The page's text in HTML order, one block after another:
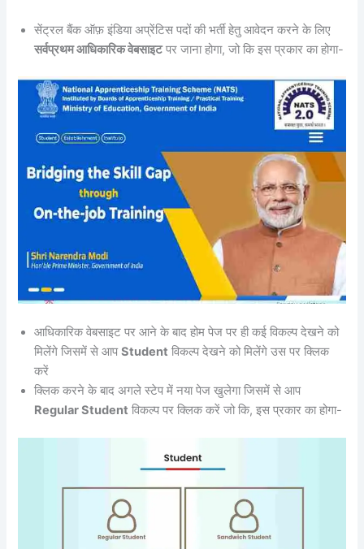
सेंट्रल बैंक ऑफ़ इंडिया अप्रेंटिस पदों की भर्ती हेतु आवेदन करने के लिए
सर्वप्रथम आधिकारिक वेबसाइटपर जाना होगा, जो कि इस प्रकार का होगा-
आधिकारिक वेबसाइट पर आने के बाद होम पेज पर ही कई विकल्प देखने को
मिलेंगे जिसमें से आपStudent विकल्प देखने को मिलेंगे उस पर क्लिक
करें
क्लिक करने के बाद अगले स्टेप में नया पेज खुलेगा जिसमें से आप
Regular Student विकल्प पर क्लिक करें जो कि, इस प्रकार का होगा-